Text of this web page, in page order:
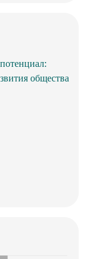
общества